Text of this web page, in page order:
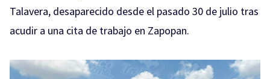
Talavera, desaparecido desde el pasado 30 de julio tras
acudir a una cita de trabajo en Zapopan.